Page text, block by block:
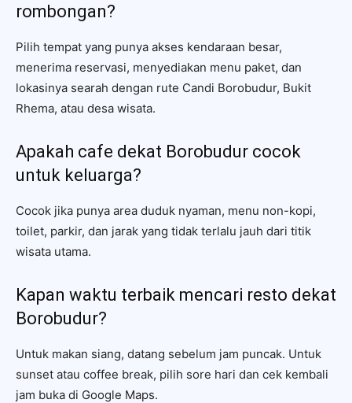
rombongan?
Pilih tempat yang punya akses kendaraan besar,
menerima reservasi, menyediakan menu paket, dan
lokasinya searah dengan rute Candi Borobudur, Bukit
Rhema, atau desa wisata.
Apakah cafe dekat Borobudur cocok
untuk keluarga?
Cocok jika punya area duduk nyaman, menu non-kopi,
toilet, parkir, dan jarak yang tidak terlalu jauh dari titik
wisata utama.
Kapan waktu terbaik mencari resto dekat
Borobudur?
Untuk makan siang, datang sebelum jam puncak. Untuk
sunset atau coffee break, pilih sore hari dan cek kembali
jam buka di Google Maps.